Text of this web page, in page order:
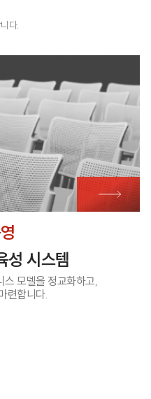
다.
성 시스템
모델을 정교화하고,
련합니다.